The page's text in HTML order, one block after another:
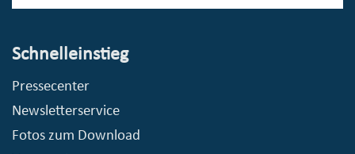
Schnelleinstieg
Pressecenter
Newsletterservice
Fotos zum Download